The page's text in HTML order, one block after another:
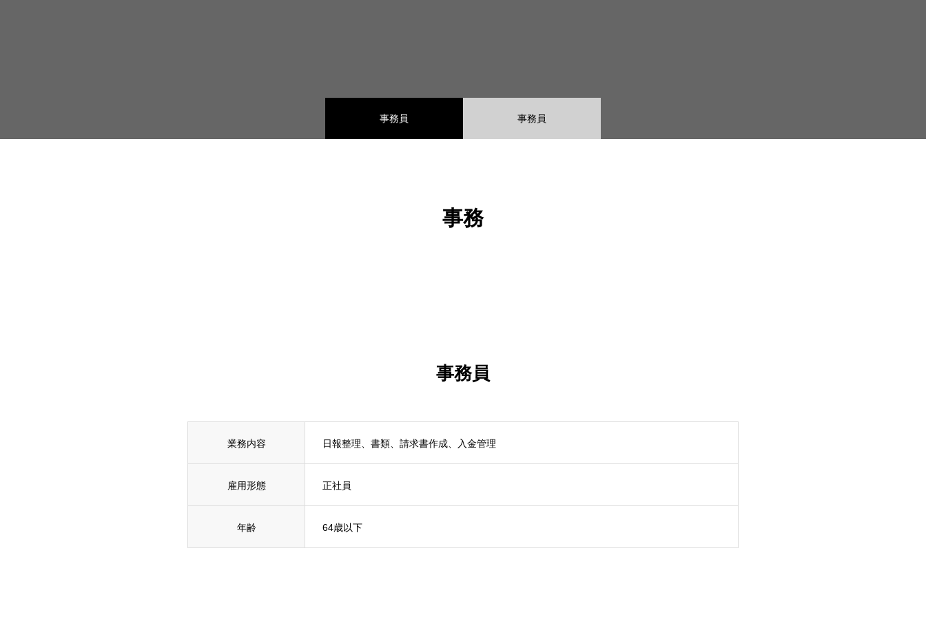
事務員 事務員
事務
事務員
業務内容 日報整理、書類、請求書作成、入金管理
雇用形態 正社員
年齢 64歳以下